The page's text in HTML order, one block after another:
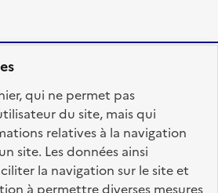
qui ne permet pas
du site, mais qui
relatives à la navigation
site. Les données ainsi
la navigation sur le site et
à permettre diverses mesures
legifrance.gouv.fr